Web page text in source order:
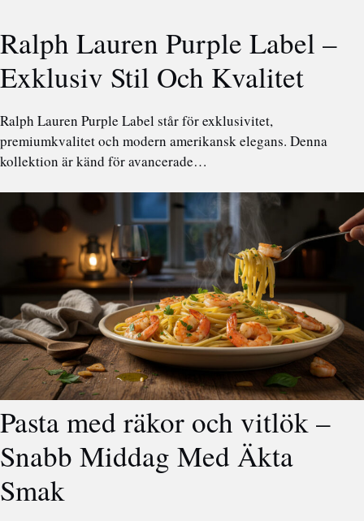
Ralph Lauren Purple Label –
Exklusiv Stil Och Kvalitet
Ralph Lauren Purple Label står för exklusivitet,
premiumkvalitet och modern amerikansk elegans. Denna
kollektion är känd för avancerade…
Pasta med räkor och vitlök –
Snabb Middag Med Äkta
Smak